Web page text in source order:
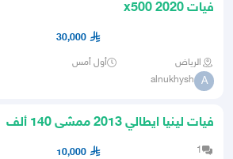
فيات x500 2020
30,000
الرياض أول أمس
A
alnukhysh
فيات لينيا ايطالي 2013 ممشى 140 ألف
1
10,000